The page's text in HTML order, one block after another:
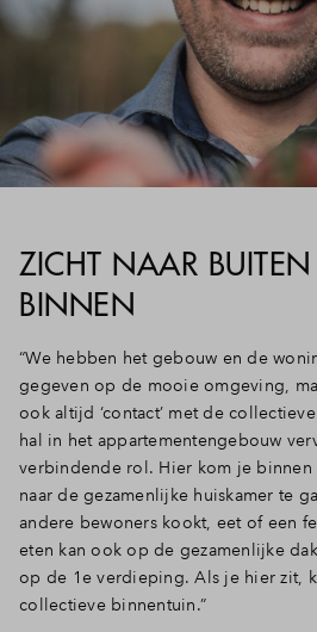
ZICHT NAAR
BINNEN
“We hebben het gebouw en de
gegeven op de mooie omgeving,
ook altijd ‘contact’ met de
hal in het appartementengebouw
verbindende rol. Hier kom je
naar de gezamenlijke huiskamer te
andere bewoners kookt, eet of een
eten kan ook op de gezamenlijke
op de 1e verdieping. Als je hier zit,
collectieve binnentuin.”